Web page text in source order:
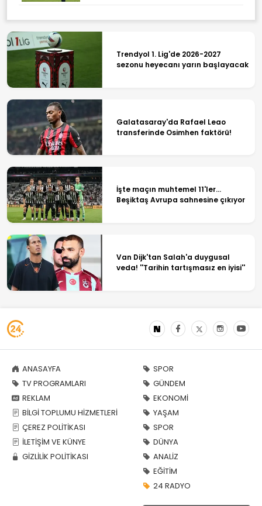
Trendyol 1. Lig'de 2026-2027
sezonu heyecanı yarın başlayacak
Galatasaray'da Rafael Leao
transferinde Osimhen faktörü!
İşte maçın muhtemel 11'ler...
Beşiktaş Avrupa sahnesine çıkıyor
Van Dijk'tan Salah'a duygusal
veda! ''Tarihin tartışmasız en iyisi''
ANASAYFA
TV PROGRAMLARI
REKLAM
BİLGİ TOPLUMU HİZMETLERİ
ÇEREZ POLİTİKASI
İLETİŞİM VE KÜNYE
GİZLİLİK POLİTİKASI
SPOR
GÜNDEM
EKONOMİ
YAŞAM
SPOR
DÜNYA
ANALİZ
EĞİTİM
24 RADYO